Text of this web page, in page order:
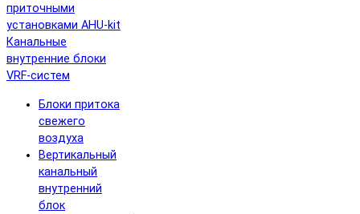
приточными
установками AHU-kit
Канальные
внутренние блоки
VRF-систем
Блоки притока
свежего
воздуха
Вертикальный
канальный
внутренний
блок